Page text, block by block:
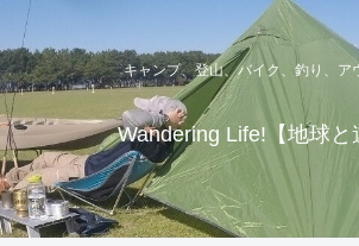
キャンプ、登山、バイク、釣り、ア
Wandering Life!【地球と